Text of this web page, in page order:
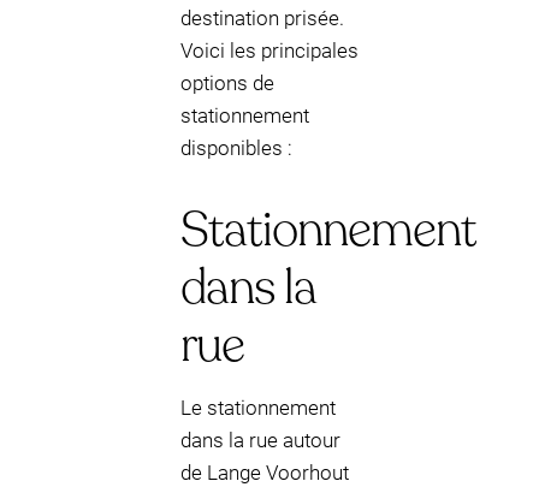
destination prisée.
Voici les principales
options de
stationnement
disponibles :
Stationnement
dans la
rue
Le stationnement
dans la rue autour
de Lange Voorhout